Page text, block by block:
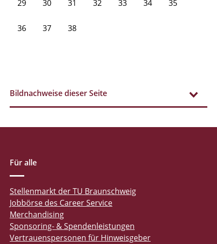
29 30 31 32 33 34 35
36 37 38
Bildnachweise dieser Seite
Für alle
Stellenmarkt der TU Braunschweig
Jobbörse des Career Service
Merchandising
Sponsoring- & Spendenleistungen
Vertrauenspersonen für Hinweisgeber